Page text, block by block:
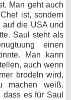
Man geht auch
ist, sondern
die USA und
Saul steht als
einen
Man kann
auch wenn
brodeln wird,
machen weiß.
es für Saul